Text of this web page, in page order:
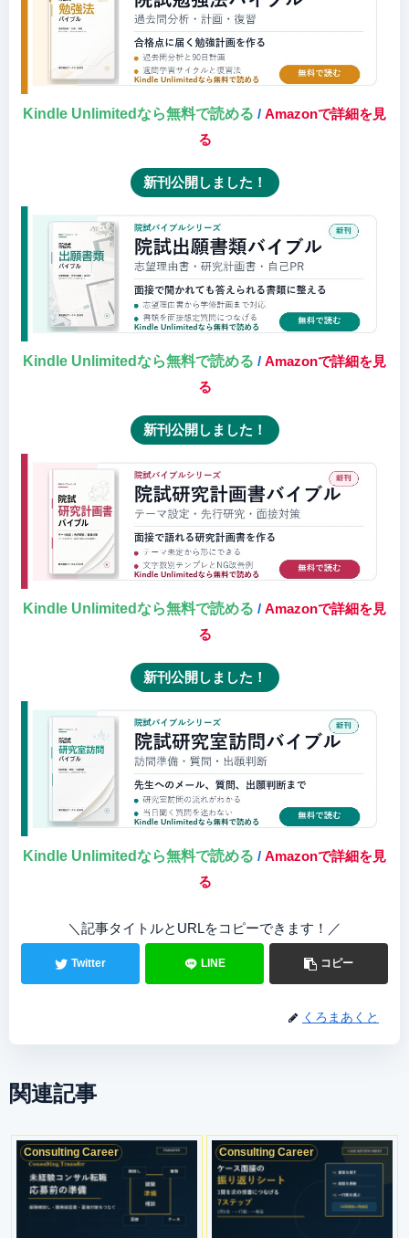
Kindle Unlimitedなら無料で読める / Amazonで詳細を見
る
新刊公開しました！
Kindle Unlimitedなら無料で読める / Amazonで詳細を見
る
新刊公開しました！
Kindle Unlimitedなら無料で読める / Amazonで詳細を見
る
新刊公開しました！
Kindle Unlimitedなら無料で読める / Amazonで詳細を見
る
＼記事タイトルとURLをコピーできます！／
Twitter LINE コピー
くろまあくと
関連記事
Consulting Career Consulting Career